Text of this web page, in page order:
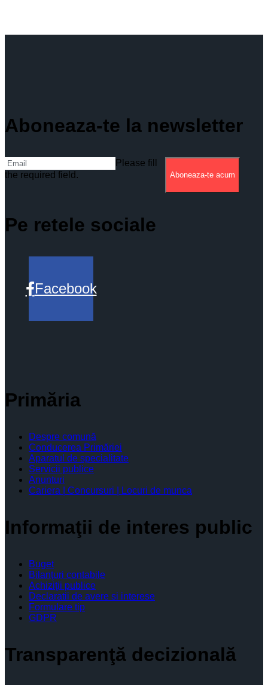
Aboneaza-te la newsletter
Please fill
the required field.
Aboneaza-te acum
Pe retele sociale
Facebook
Primăria
Despre comună
Conducerea Primăriei
Aparatul de specialitate
Servicii publice
Anunturi
Cariera | Concursuri | Locuri de munca
Informaţii de interes public
Buget
Bilanţuri contabile
Achiziţii publice
Declaratii de avere si interese
Formulare tip
GDPR
Transparenţă decizională